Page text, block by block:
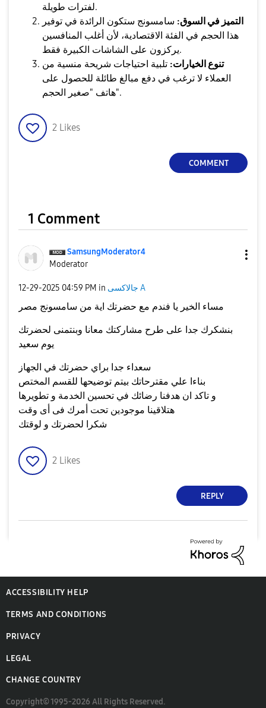
لفترات طويلة.
التميز في السوق: سامسونج ستكون الرائدة في توفير
هذا الحجم في الفئة الاقتصادية، لأن أغلب المنافسين
يركزون على الشاشات الكبيرة فقط.
تنوع الخيارات: تلبية احتياجات شريحة منسية من
العملاء لا ترغب في دفع مبالغ طائلة للحصول على
هاتف "صغير الحجم".
2 Likes
COMMENT
1 Comment
SamsungModerator4
Moderator
‎12-29-2025 04:59 PM in جالاكسى A
مساء الخير يا فندم مع حضرتك اية من سامسونج مصر
بنشكرك جدا على طرح مشاركتك معانا وبنتمنى لحضرتك
يوم سعيد
سعداء جدا براي حضرتك في الجهاز
بناءا علي مقترحاتك بيتم توضيحها للقسم المختص
و تاكد ان هدفنا رضائك في تحسين الخدمة و تطويرها
هتلاقينا موجودين تحت أمرك فى أى وقت
شكرا لحضرتك و لوقتك
2 Likes
REPLY
ACCESSIBILITY HELP
TERMS AND CONDITIONS
PRIVACY
LEGAL
CHANGE COUNTRY
Copyright© 1995-2026 All Rights Reserved.